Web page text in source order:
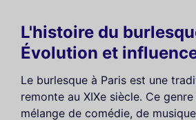
L'histoire du
Évolution et
Le burlesque à Paris est une
remonte au XIXe siècle. Ce
mélange de comédie, de